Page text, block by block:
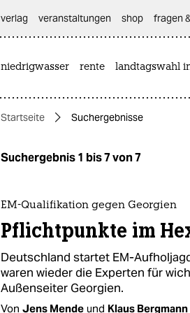
themen
politik
gesellschaft
kultur
sport
verlag
veranstaltungen shop fragen
niedrigwasser rente landtagswahl
Startseite Suchergebnisse
Suchergebnis 1 bis 7 von 7
EM-Qualifikation gegen Georgien
Pflichtpunkte im
Deutschland startet EM-
waren wieder die Experten für
Außenseiter Georgien.
Von Jens Mende und Klaus Bergmann